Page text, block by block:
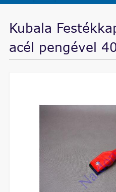
Kubala
acél pengével